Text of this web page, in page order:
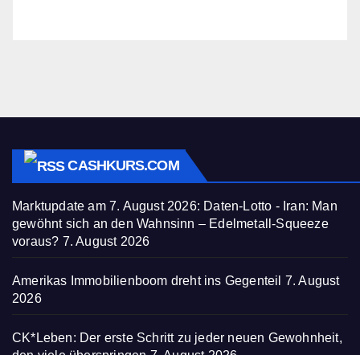
CASHKURS.COM
Marktupdate am 7. August 2026: Daten-Lotto - Iran: Man
gewöhnt sich an den Wahnsinn – Edelmetall-Squeeze
voraus? 7. August 2026
Amerikas Immobilienboom dreht ins Gegenteil 7. August
2026
CK*Leben: Der erste Schritt zu jeder neuen Gewohnheit,